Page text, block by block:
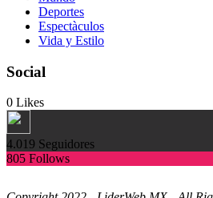
Deportes
Espectàculos
Vida y Estilo
Social
0 Likes
4.019 Seguidores
805 Follows